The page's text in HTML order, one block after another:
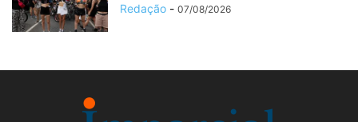
Redação - 07/08/2026